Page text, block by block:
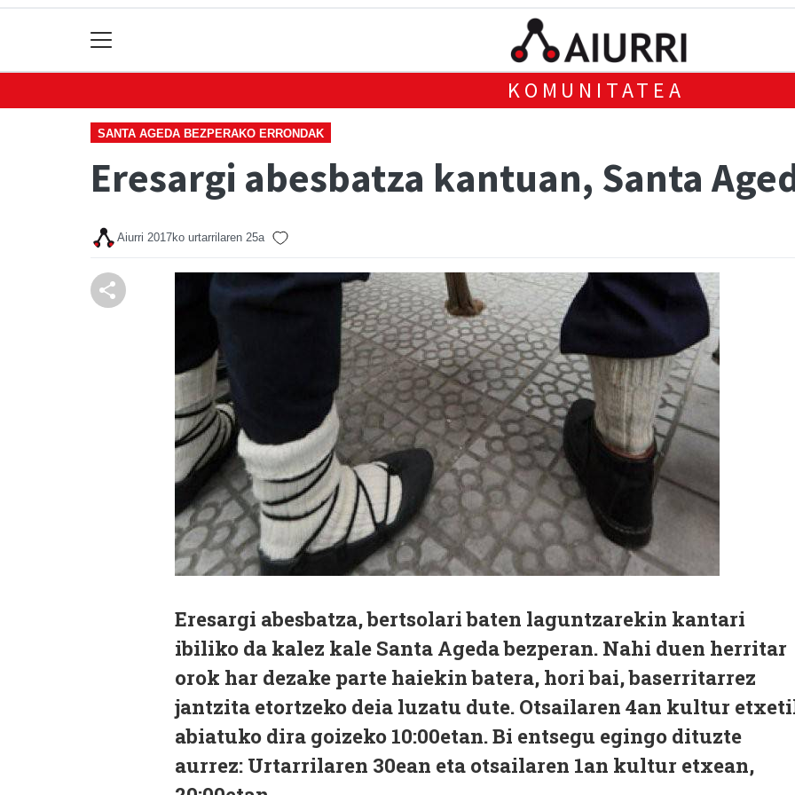
KOMUNITATEA
SANTA AGEDA BEZPERAKO ERRONDAK
Eresargi abesbatza kantuan, Santa
Aiurri 2017ko urtarrilaren 25a
Eresargi abesbatza, bertsolari baten laguntzarekin kantari
ibiliko da kalez kale Santa Ageda bezperan. Nahi duen herritar
orok har dezake parte haiekin batera, hori bai, baserritarrez
jantzita etortzeko deia luzatu dute. Otsailaren 4an kultur
abiatuko dira goizeko 10:00etan. Bi entsegu egingo dituzte
aurrez: Urtarrilaren 30ean eta otsailaren 1an kultur etxean,